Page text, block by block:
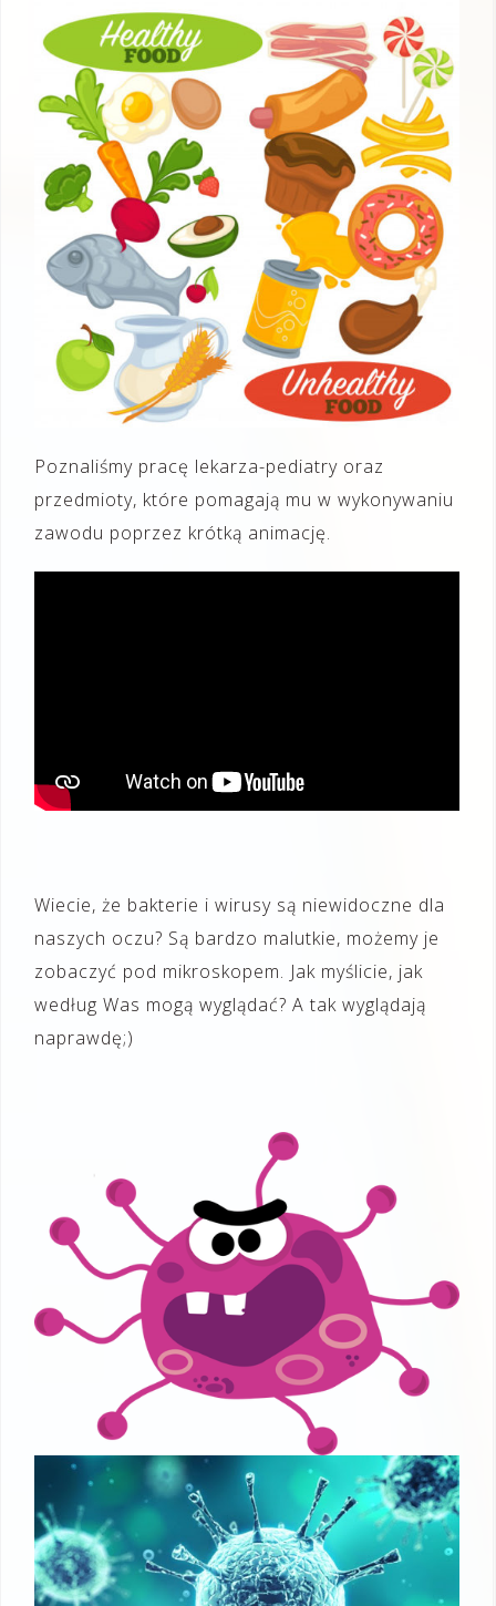
Poznaliśmy pracę lekarza-pediatry oraz
przedmioty, które pomagają mu w wykonywaniu
zawodu poprzez krótką animację.
Wiecie, że bakterie i wirusy są niewidoczne dla
naszych oczu? Są bardzo malutkie, możemy je
zobaczyć pod mikroskopem. Jak myślicie, jak
według Was mogą wyglądać? A tak wyglądają
naprawdę;)